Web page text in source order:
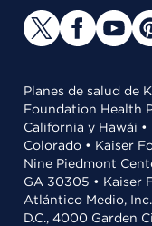
Planes de salud de
Foundation Health
California y Hawái
Colorado • Kaiser
Nine Piedmont
GA 30305 • Kaiser
Atlántico Medio,
D.C., 4000 Garden